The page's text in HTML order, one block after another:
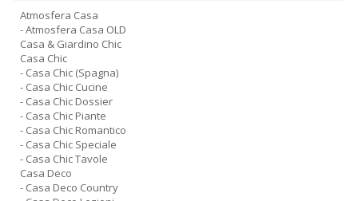
Atmosfera Casa
- Atmosfera Casa OLD
Casa & Giardino Chic
Casa Chic
- Casa Chic (Spagna)
- Casa Chic Cucine
- Casa Chic Dossier
- Casa Chic Piante
- Casa Chic Romantico
- Casa Chic Speciale
- Casa Chic Tavole
Casa Deco
- Casa Deco Country